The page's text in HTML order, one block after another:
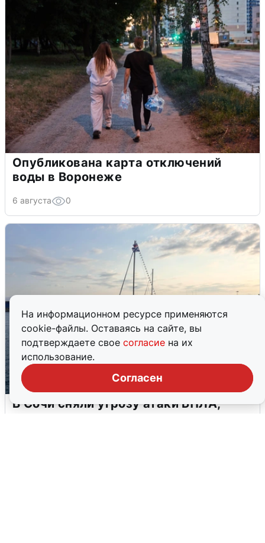
На информационном ресурсе применяются
cookie-файлы. Оставаясь на сайте, вы
подтверждаете свое согласие на их
использование.
Согласен
Опубликована карта отключений
воды в Воронеже
6 августа 0
В Сочи сняли угрозу атаки БПЛА,